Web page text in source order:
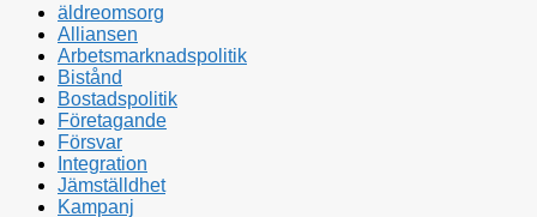
äldreomsorg
Alliansen
Arbetsmarknadspolitik
Bistånd
Bostadspolitik
Företagande
Försvar
Integration
Jämställdhet
Kampanj